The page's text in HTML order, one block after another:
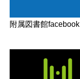
附属図書館facebook